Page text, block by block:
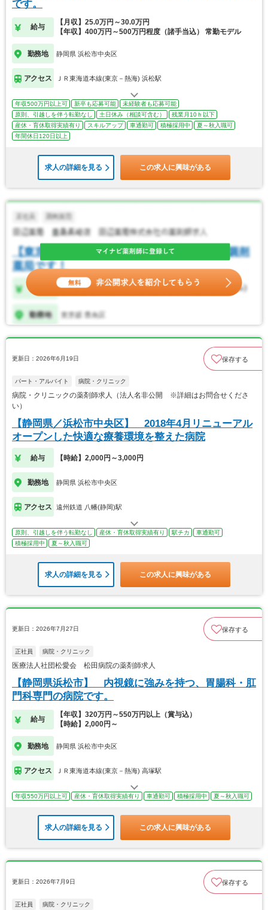
です。
給与
【月収】25.0万円～30.0万円
【年収】400万円～500万円程度（諸手当込） 常勤モデル
勤務地 静岡県 浜松市中央区
アクセス ＪＲ東海道本線(東京－熱海) 浜松駅
年収500万円以上可 新卒も応募可能
未経験者も応募可能
原則、引越しを伴う転勤なし
土日休み（相談可含む）
残業月10ｈ以下
産休・育休取得実績有り
スキルアップ 車通勤可 積極採用中
夏～秋入職可
年間休日120日以上
求人の詳細を見る この求人に興味がある
更新日：2026年6月19日 保存する
パート・アルバイト 病院・クリニック
病院・クリニックの薬剤師求人（法人名非公開 ※詳細はお問合せくださ
い）
【静岡県／浜松市中央区】 2018年4月リニューアル
オープンした快適な療養環境を整えた病院
給与 【時給】2,000円～3,000円
勤務地 静岡県 浜松市中央区
アクセス 遠州鉄道 八幡(静岡)駅
原則、引越しを伴う転勤なし 産休・育休取得実績有り 駅チカ
車通勤可
積極採用中
夏～秋入職可
求人の詳細を見る この求人に興味がある
更新日：2026年7月27日 保存する
正社員 病院・クリニック
医療法人社団松愛会 松田病院の薬剤師求人
【静岡県浜松市】 内視鏡に強みを持つ、胃腸科・肛
門科専門の病院です。
給与
【年収】320万円～550万円以上（賞与込）
【時給】2,000円～
勤務地 静岡県 浜松市中央区
アクセス ＪＲ東海道本線(東京－熱海) 高塚駅
年収550万円以上可 産休・育休取得実績有り 車通勤可 積極採用中 夏～秋入職可
求人の詳細を見る この求人に興味がある
更新日：2026年7月9日 保存する
正社員 病院・クリニック